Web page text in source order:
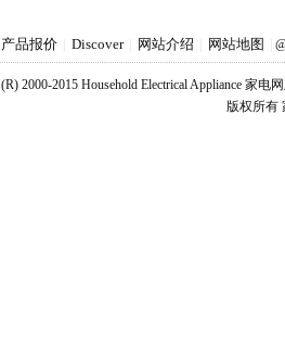
产品报价 Discover 网站介绍 网站地图
(R) 2000-2015 Household Electrical Appliance 家电
版权所有